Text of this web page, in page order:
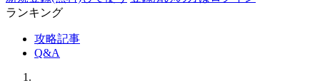
ランキング
攻略記事
Q&A